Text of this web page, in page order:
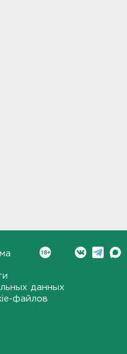
данных
файлов